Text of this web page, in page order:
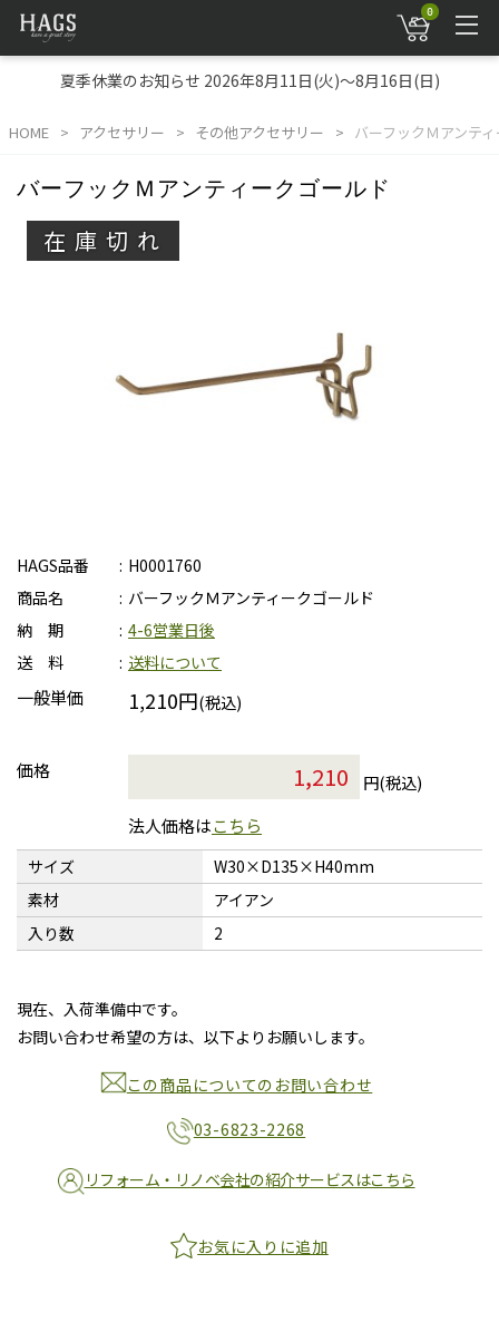
0
夏季休業のお知らせ 2026年8月11日(火)～8月16日(日)
HOME アクセサリー その他アクセサリー バーフックＭアンテ
バーフックＭアンティークゴールド
在庫切れ
HAGS品番
H0001760
商品名
バーフックＭアンティークゴールド
納 期
4-6営業日後
送 料
送料について
一般単価 1,210円(税込)
価格
円(税込)
法人価格はこちら
サイズ
W30×D135×H40mm
素材
アイアン
入り数
2
現在、入荷準備中です。
お問い合わせ希望の方は、以下よりお願いします。
この商品についてのお問い合わせ
03-6823-2268
リフォーム・リノベ会社の紹介サービスはこちら
お気に入りに追加